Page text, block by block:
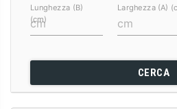
Lunghezza (B)
(cm)
Larghezza (A)
CERCA